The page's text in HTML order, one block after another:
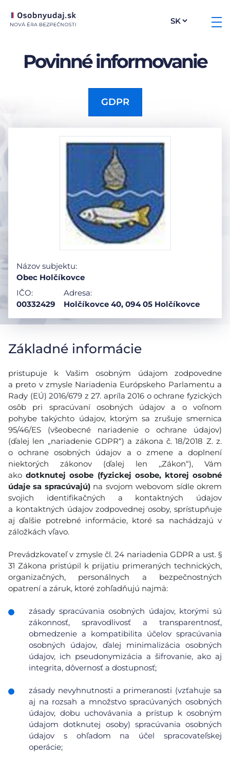
Povinné informovanie
GDPR
Názov subjektu:
Obec Holčíkovce
IČO:
00332429
Adresa:
Holčíkovce 40, 094 05 Holčíkovce
Základné informácie
pristupuje k Vašim osobným údajom zodpovedne
a preto v zmysle Nariadenia Európskeho Parlamentu a
Rady (EÚ) 2016/679 z 27. apríla 2016 o ochrane fyzických
osôb pri spracúvaní osobných údajov a o voľnom
pohybe takýchto údajov, ktorým sa zrušuje smernica
95/46/ES (všeobecné nariadenie o ochrane údajov)
(ďalej len „nariadenie GDPR“) a zákona č. 18/2018 Z. z.
o ochrane osobných údajov a o zmene a doplnení
niektorých zákonov (ďalej len ,,Zákon“), Vám
akodotknutej osobe (fyzickej osobe, ktorej osobné
údaje sa spracúvajú)na svojom webovom sídle okrem
svojich identifikačných a kontaktných údajov
a kontaktných údajov zodpovednej osoby, sprístupňuje
aj ďalšie potrebné informácie, ktoré sa nachádzajú v
záložkách vľavo.
Prevádzkovateľ v zmysle čl. 24 nariadenia GDPR a ust. §
31 Zákona pristúpil k prijatiu primeraných technických,
organizačných, personálnych a bezpečnostných
opatrení a záruk, ktoré zohľadňujú najmä:
zásady spracúvania osobných údajov, ktorými sú
zákonnosť, spravodlivosť a transparentnosť,
obmedzenie a kompatibilita účelov spracúvania
osobných údajov, ďalej minimalizácia osobných
údajov, ich pseudonymizácia a šifrovanie, ako aj
integrita, dôvernosť a dostupnosť;
zásady nevyhnutnosti a primeranosti (vzťahuje sa
aj na rozsah a množstvo spracúvaných osobných
údajov, dobu uchovávania a prístup k osobným
údajom dotknutej osoby) spracúvania osobných
údajov s ohľadom na účel spracovateľskej
operácie;